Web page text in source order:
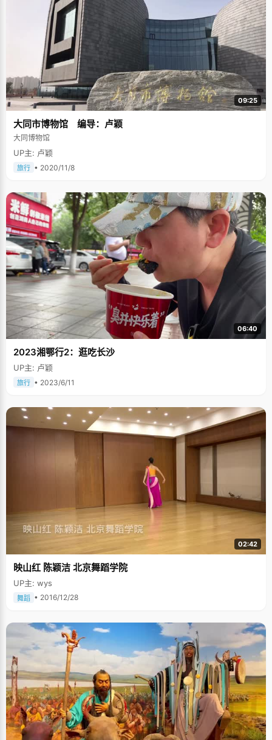
09:25
大同市博物馆 编导：卢颖
大同博物馆
UP主: 卢颖
旅行 • 2020/11/8
06:40
2023湘鄂行2：逛吃长沙
UP主: 卢颖
旅行 • 2023/6/11
02:42
映山红 陈颖洁 北京舞蹈学院
UP主: wys
舞蹈 • 2016/12/28